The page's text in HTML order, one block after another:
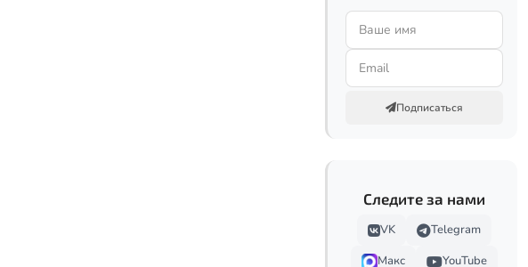
Подписаться
Следите за нами
VK
Telegram
Макс
YouTube